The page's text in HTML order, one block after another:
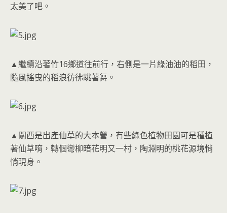
太美了吧。
▲繼續沿著竹16鄉道往前行，右側是一片綠油油的稻田，
隨風搖曳的稻浪彷彿跳著舞。
▲關西是出產仙草的大本營，有些綠色植物田園可是種植
著仙草唷，轉個彎柳暗花明又一村，陶淵明的桃花源境悄
悄現身。